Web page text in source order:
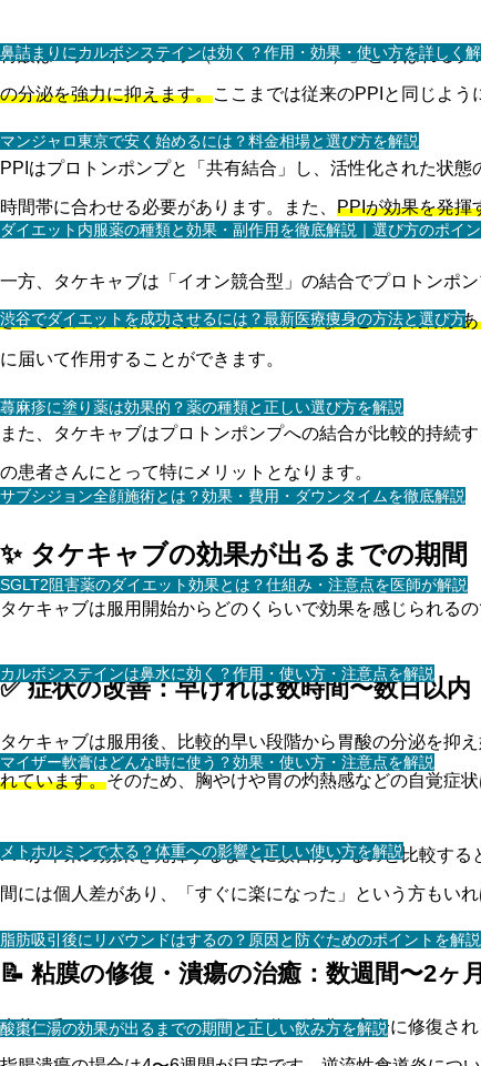
鼻詰まりにカルボシステインは効く？作用・効果・使い方を詳しく
マンジャロ東京で安く始めるには？料金相場と選び方を解説
ダイエット内服薬の種類と効果・副作用を徹底解説｜選び方のポイン
渋谷でダイエットを成功させるには？最新医療痩身の方法と選び方
蕁麻疹に塗り薬は効果的？薬の種類と正しい選び方を解説
サブシジョン全顔施術とは？効果・費用・ダウンタイムを徹底解説
SGLT2阻害薬のダイエット効果とは？仕組み・注意点を医師が解説
カルボシステインは鼻水に効く？作用・使い方・注意点を解説
マイザー軟膏はどんな時に使う？効果・使い方・注意点を解説
メトホルミンで太る？体重への影響と正しい使い方を解説
脂肪吸引後にリバウンドはするの？原因と防ぐためのポイントを解説
酸棗仁湯の効果が出るまでの期間と正しい飲み方を解説
胃酸は「プロトンポンプ（H+/K+-ATPase）」と呼ばれる
の分泌を強力に抑えます。ここまでは従来のPPIと同じよう
PPIはプロトンポンプと「共有結合」し、活性化された状態
時間帯に合わせる必要があります。また、 PPIが効果を発揮
一方、タケキャブは「イオン競合型」の結合でプロトンポ
き、さらに薬の効果が酸性環境に依存しないという特徴が
に届いて作用することができます。
また、タケキャブはプロトンポンプへの結合が比較的持続す
の患者さんにとって特にメリットとなります。
✨ タケキャブの効果が出るまでの期間
タケキャブは服用開始からどのくらいで効果を感じられる
✅ 症状の改善：早ければ数時間〜数日以内
タケキャブは服用後、比較的早い段階から胃酸の分泌を抑
れています。そのため、胸やけや胃の灼熱感などの自覚症状
PPIが本来の効果を発揮するまでに数日かかるのと比較す
間には個人差があり、「すぐに楽になった」という方もいれ
📝 粘膜の修復・潰瘍の治癒：数週間〜2ヶ
症状が和らいだとしても、胃や食道の粘膜が完全に修復さ